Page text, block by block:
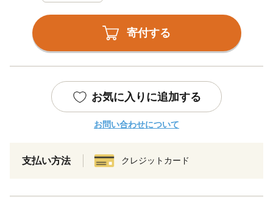
寄付する
お気に入りに追加する
お問い合わせについて
支払い方法 クレジットカード